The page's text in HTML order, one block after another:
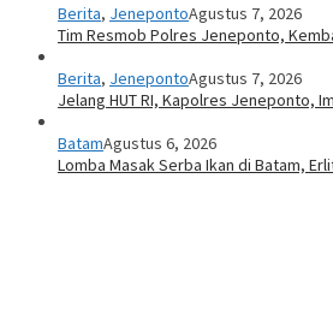
Berita, JenepontoAgustus 7, 2026
Tim Resmob Polres Jeneponto,
Berita, JenepontoAgustus 7, 2026
Jelang HUT RI, Kapolres Jeneponto,
BatamAgustus 6, 2026
Lomba Masak Serba Ikan di Batam,